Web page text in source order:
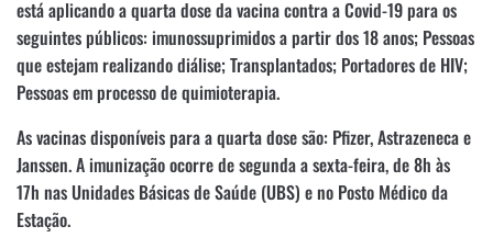
está aplicando a quarta dose da vacina contra a Covid-19 para os
seguintes públicos: imunossuprimidos a partir dos 18 anos; Pessoas
que estejam realizando diálise; Transplantados; Portadores de HIV;
Pessoas em processo de quimioterapia.
As vacinas disponíveis para a quarta dose são: Pfizer, Astrazeneca e
Janssen. A imunização ocorre de segunda a sexta-feira, de 8h às
17h nas Unidades Básicas de Saúde (UBS) e no Posto Médico da
Estação.